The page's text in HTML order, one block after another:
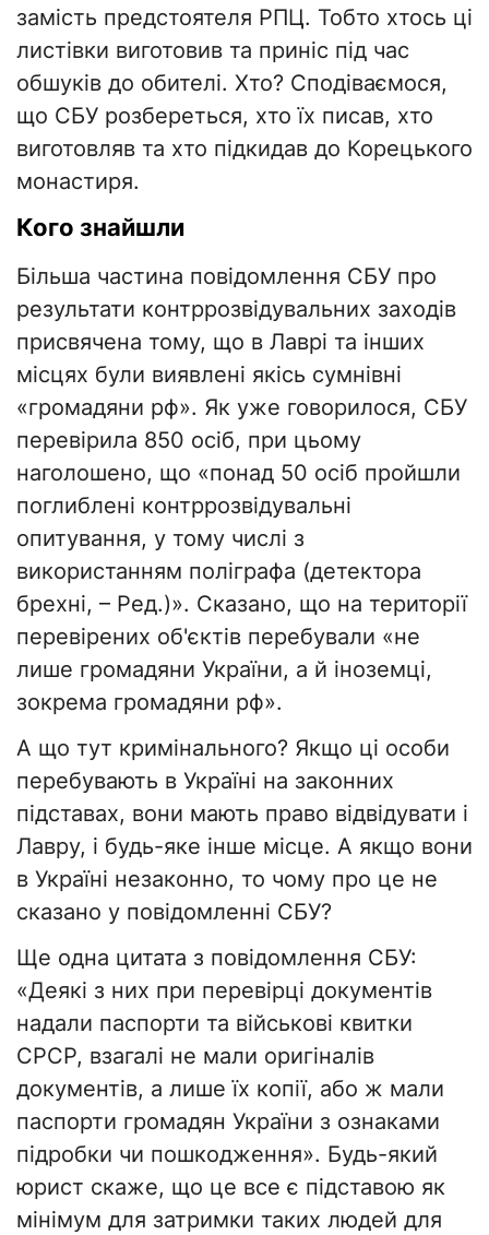
замість предстоятеля РПЦ. Тобто хтось ці
листівки виготовив та приніс під час
обшуків до обителі. Хто? Сподіваємося,
що СБУ розбереться, хто їх писав, хто
виготовляв та хто підкидав до Корецького
монастиря.
Кого знайшли
Більша частина повідомлення СБУ про
результати контррозвідувальних заходів
присвячена тому, що в Лаврі та інших
місцях були виявлені якісь сумнівні
«громадяни рф». Як уже говорилося, СБУ
перевірила 850 осіб, при цьому
наголошено, що «понад 50 осіб пройшли
поглиблені контррозвідувальні
опитування, у тому числі з
використанням поліграфа (детектора
брехні, – Ред.)». Сказано, що на території
перевірених об'єктів перебували «не
лише громадяни України, а й іноземці,
зокрема громадяни рф».
А що тут кримінального? Якщо ці особи
перебувають в Україні на законних
підставах, вони мають право відвідувати і
Лавру, і будь-яке інше місце. А якщо вони
в Україні незаконно, то чому про це не
сказано у повідомленні СБУ?
Ще одна цитата з повідомлення СБУ:
«Деякі з них при перевірці документів
надали паспорти та військові квитки
СРСР, взагалі не мали оригіналів
документів, а лише їх копії, або ж мали
паспорти громадян України з ознаками
підробки чи пошкодження». Будь-який
юрист скаже, що це все є підставою як
мінімум для затримки таких людей для